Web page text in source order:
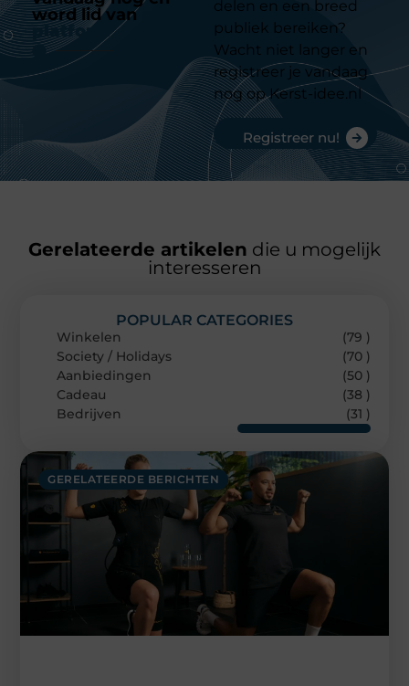
word lid van
platform
delen en een breed
publiek bereiken?
Wacht niet langer en
registreer je vandaag
nog op Kerst-idee.nl
Registreer nu!
Gerelateerde artikelen die u mogelijk
interesseren
GERELATEERDE BERICHTEN
POPULAR CATEGORIES
Winkelen
(79 )
Society / Holidays
(70 )
Aanbiedingen
(50 )
Cadeau
(38 )
Bedrijven
(31 )